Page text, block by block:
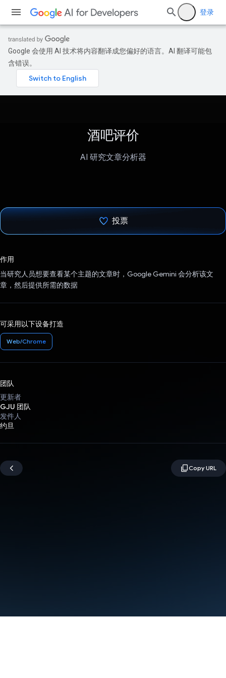
登录
Google 会使用 AI 技术将内容翻译成您偏好的语言。AI 翻译可能包
含错误。
酒吧评价
AI 研究文章分析器
投票
作用
当研究人员想要查看某个主题的文章时，Google Gemini 会分析该文
章，然后提供所需的数据
可采用以下设备打造
Web/Chrome
团队
更新者
GJU 团队
发件人
约旦